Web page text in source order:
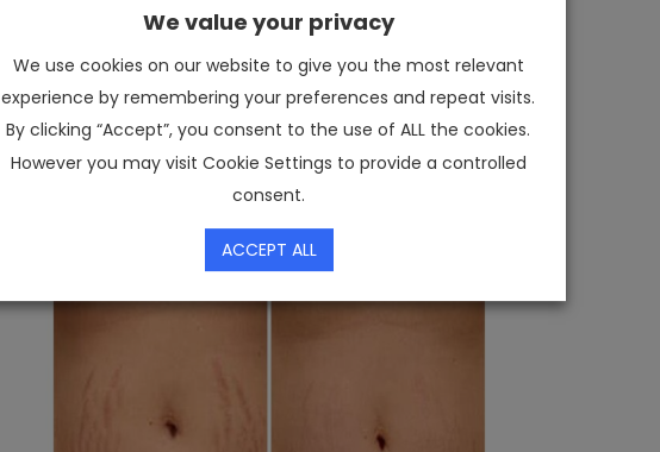
We value your privacy
We use cookies on our website to give you the most relevant
experience by remembering your preferences and repeat visits.
By clicking “Accept”, you consent to the use of ALL the cookies.
However you may visit Cookie Settings to provide a controlled
consent.
ACCEPT ALL